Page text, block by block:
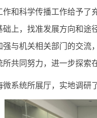
和科学传播工作给予
上，找准发展方向和
与机关相关部门的交
共同努力，进一步探索
系统所展厅，实地调研